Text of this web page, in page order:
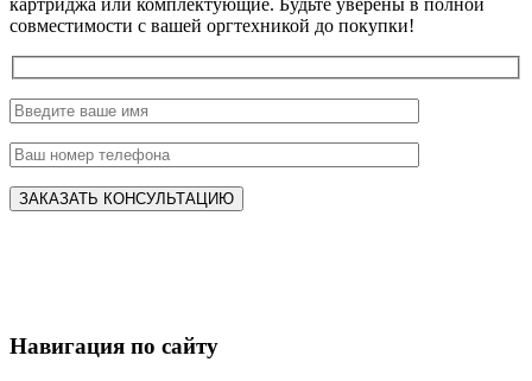
картриджа или комплектующие. Будьте уверены в полной
совместимости с вашей оргтехникой до покупки!
Навигация по сайту